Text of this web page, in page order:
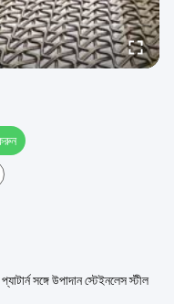
সঙ্গে উপাদান স্টেইনলেস স্টীল